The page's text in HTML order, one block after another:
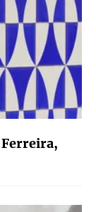
Ferreira,